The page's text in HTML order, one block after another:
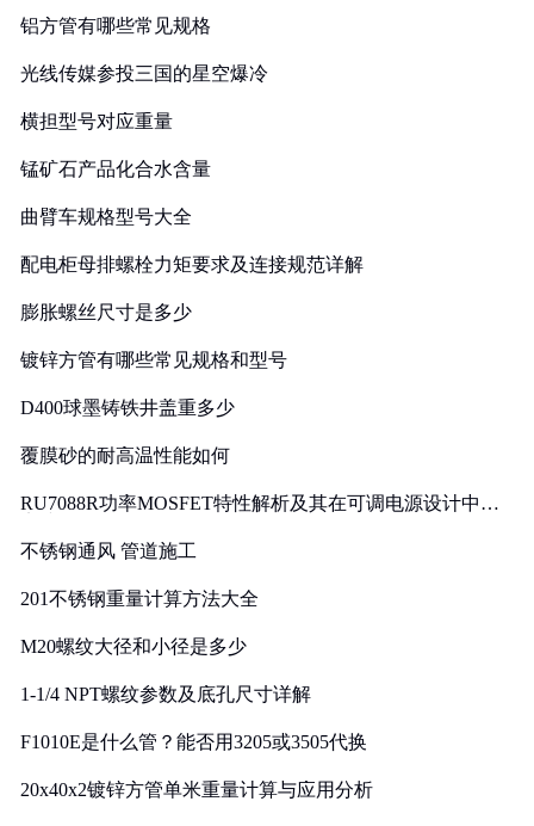
铝方管有哪些常见规格
光线传媒参投三国的星空爆冷
横担型号对应重量
锰矿石产品化合水含量
曲臂车规格型号大全
配电柜母排螺栓力矩要求及连接规范详解
膨胀螺丝尺寸是多少
镀锌方管有哪些常见规格和型号
D400球墨铸铁井盖重多少
覆膜砂的耐高温性能如何
RU7088R功率MOSFET特性解析及其在可调电源设计中的
不锈钢通风 管道施工
201不锈钢重量计算方法大全
M20螺纹大径和小径是多少
1-1/4 NPT螺纹参数及底孔尺寸详解
F1010E是什么管？能否用3205或3505代换
20x40x2镀锌方管单米重量计算与应用分析